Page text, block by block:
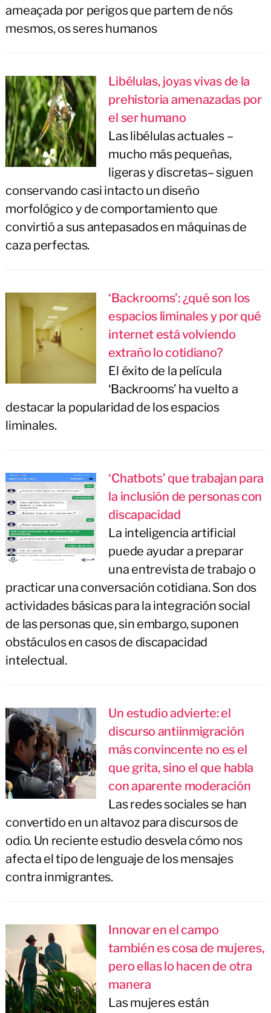
ameaçada por perigos que partem de nós
mesmos, os seres humanos
Libélulas, joyas vivas de la
prehistoria amenazadas por
el ser humano
Las libélulas actuales –
mucho más pequeñas,
ligeras y discretas– siguen
conservando casi intacto un diseño
morfológico y de comportamiento que
convirtió a sus antepasados en máquinas de
caza perfectas.
‘Backrooms’: ¿qué son los
espacios liminales y por qué
internet está volviendo
extraño lo cotidiano?
El éxito de la película
‘Backrooms’ ha vuelto a
destacar la popularidad de los espacios
liminales.
‘Chatbots’ que trabajan para
la inclusión de personas con
discapacidad
La inteligencia artificial
puede ayudar a preparar
una entrevista de trabajo o
practicar una conversación cotidiana. Son dos
actividades básicas para la integración social
de las personas que, sin embargo, suponen
obstáculos en casos de discapacidad
intelectual.
Un estudio advierte: el
discurso antiinmigración
más convincente no es el
que grita, sino el que habla
con aparente moderación
Las redes sociales se han
convertido en un altavoz para discursos de
odio. Un reciente estudio desvela cómo nos
afecta el tipo de lenguaje de los mensajes
contra inmigrantes.
Innovar en el campo
también es cosa de mujeres,
pero ellas lo hacen de otra
manera
Las mujeres están